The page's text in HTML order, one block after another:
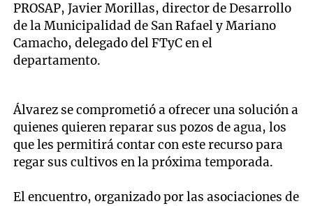
PROSAP, Javier Morillas, director de Desarrollo
de la Municipalidad de San Rafael y Mariano
Camacho, delegado del FTyC en el
departamento.
Álvarez se comprometió a ofrecer una solución a
quienes quieren reparar sus pozos de agua, los
que les permitirá contar con este recurso para
regar sus cultivos en la próxima temporada.
El encuentro, organizado por las asociaciones de